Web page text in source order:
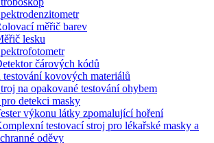
měřič barev
lesku
čárových kódů
testování kovových materiálů
na opakované testování ohybem
detekci masky
výkonu látky zpomalující hoření
testovací stroj pro lékařské masky a
oděvy